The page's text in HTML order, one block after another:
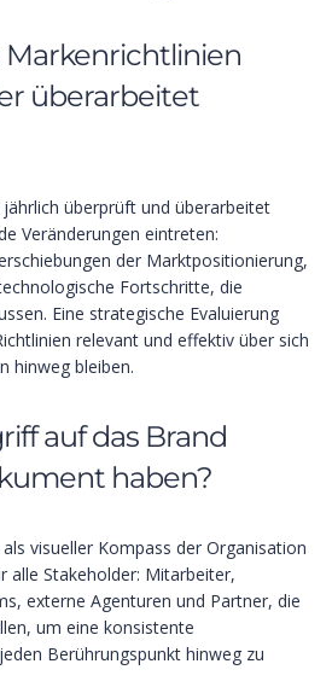
überarbeitet
überprüft und überarbeitet
Veränderungen eintreten:
der Marktpositionierung,
Fortschritte, die
Eine strategische Evaluierung
relevant und effektiv über sich
hinweg bleiben.
auf das Brand
haben?
visueller Kompass der Organisation
alle Stakeholder: Mitarbeiter,
externe Agenturen und Partner, die
um eine konsistente
Berührungspunkt hinweg zu